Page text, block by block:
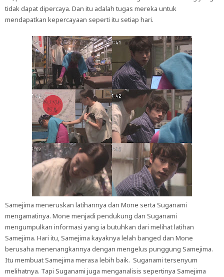
tidak dapat dipercaya. Dan itu adalah tugas mereka untuk
mendapatkan kepercayaan seperti itu setiap hari.
Samejima meneruskan latihannya dan Mone serta Suganami
mengamatinya. Mone menjadi pendukung dan Suganami
mengumpulkan informasi yang ia butuhkan dari melihat latihan
Samejima. Hari itu, Samejima kayaknya lelah banged dan Mone
berusaha menenangkannya dengan mengelus punggung Samejima.
Itu membuat Samejima merasa lebih baik. Suganami tersenyum
melihatnya. Tapi Suganami juga menganalisis sepertinya Samejima